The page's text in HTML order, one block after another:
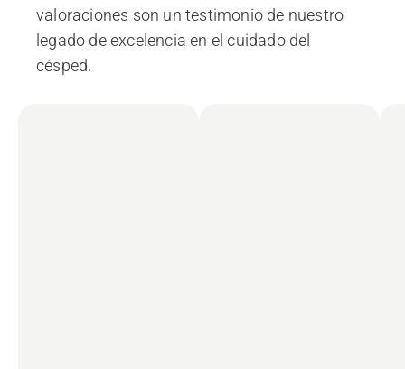
valoraciones son un testimonio de nuestro
legado de excelencia en el cuidado del
césped.